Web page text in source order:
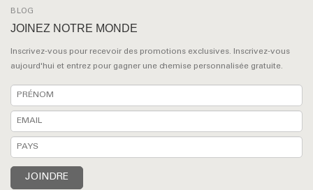
BLOG
JOINEZ NOTRE MONDE
Inscrivez-vous pour recevoir des promotions exclusives. Inscrivez-vous
aujourd'hui et entrez pour gagner une chemise personnalisée gratuite.